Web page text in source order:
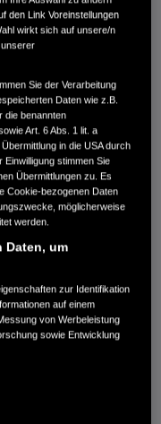
pearl
km
83 PS
den Link Voreinstellungen
wirkt sich auf unsere/n
unserer
Sie der Verarbeitung
Daten wie z.B.
die benannten
Art. 6 Abs. 1 lit. a
in die USA durch
stimmen Sie
Übermittlungen zu. Es
Cookie-bezogenen Daten
möglicherweise
werden.
Daten, um
zur Identifikation
auf einem
von Werbeleistung
sowie Entwicklung